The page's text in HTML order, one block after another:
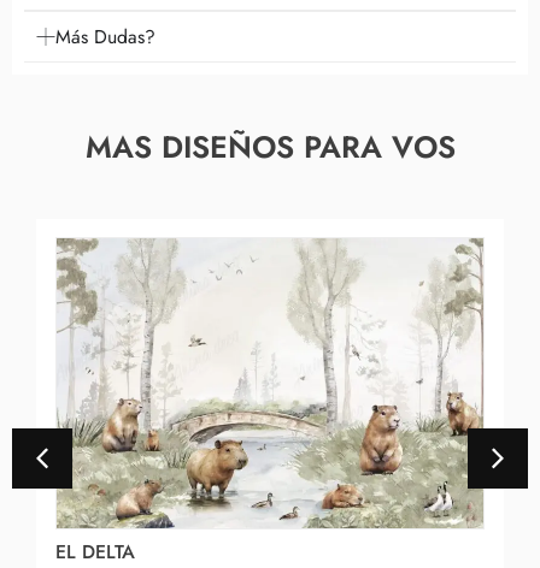
Más Dudas?
MAS DISEÑOS PARA VOS
EL DELTA